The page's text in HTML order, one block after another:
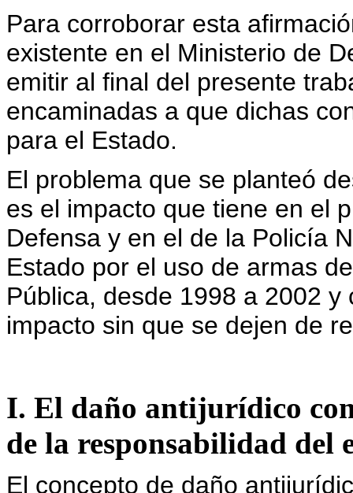
Para corroborar esta
existente en el Ministerio de
emitir al final del presente
encaminadas a que dichas
para el Estado.
El problema que se planteó
es el impacto que tiene en el
Defensa y en el de la Policía
Estado por el uso de armas
Pública, desde 1998 a 2002
impacto sin que se dejen de
I. El daño antijurídico
de la responsabilidad del
El concepto de daño